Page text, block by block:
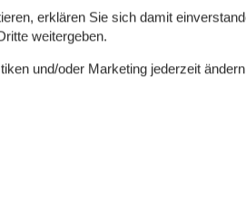
erklären Sie sich damit
weitergeben.
und/oder Marketing jederzeit